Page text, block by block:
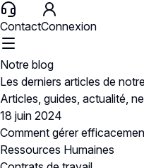
ContactConnexion
Notre blog
Les derniers articles de
Articles, guides, actualité,
18 juin 2024
Comment gérer
Ressources Humaines